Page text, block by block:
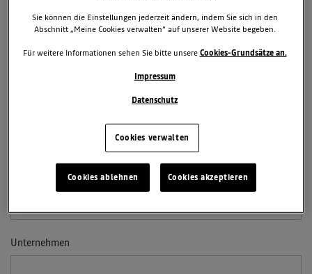
Herr
Firma
Unternehmen
Sie können die Einstellungen jederzeit ändern, indem Sie sich in den
Abschnitt „Meine Cookies verwalten“ auf unserer Website begeben.
Für weitere Informationen sehen Sie bitte unsereCookies-Grundsätze an.
Impressum
Datenschutz
Cookies verwalten
Cookies ablehnen Cookies akzeptieren